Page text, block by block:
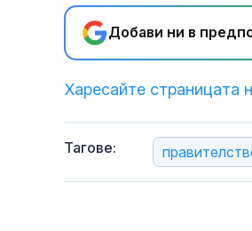
Добави ни в
Харесайте страницата
Тагове: